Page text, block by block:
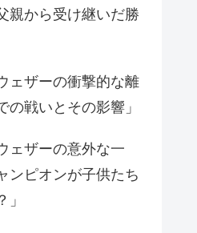
親から受け継いだ勝
ェザーの衝撃的な離
の戦いとその影響」
ェザーの意外な一
ンピオンが子供たち